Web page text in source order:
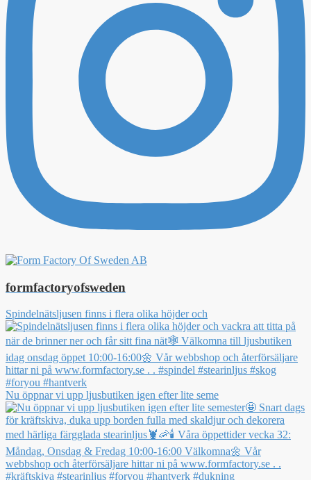
formfactoryofsweden
Spindelnätsljusen finns i flera olika höjder och
Nu öppnar vi upp ljusbutiken igen efter lite seme